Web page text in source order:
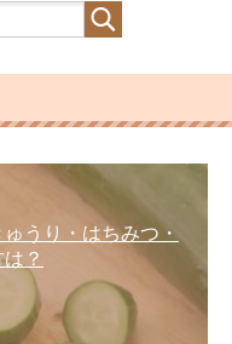
うり・はちみつ・
？